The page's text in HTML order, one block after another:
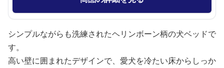
シンプルながらも洗練されたヘリンボーン柄の犬ベッドで
す。
高い壁に囲まれたデザインで、愛犬を冷たい床からしっか